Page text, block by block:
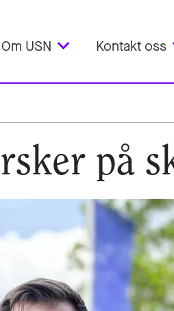
Om USN Kontakt oss
på